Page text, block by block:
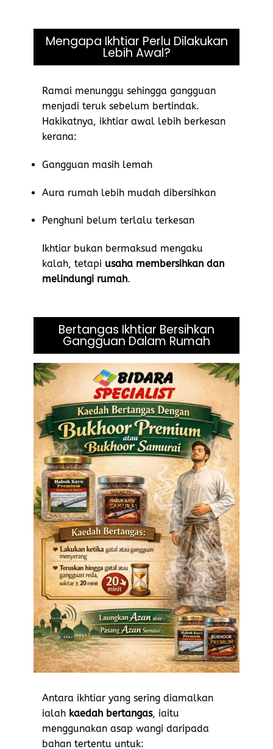
Mengapa Ikhtiar Perlu Dilakukan
Lebih Awal?
Ramai menunggu sehingga gangguan
menjadi teruk sebelum bertindak.
Hakikatnya, ikhtiar awal lebih berkesan
kerana:
Gangguan masih lemah
Aura rumah lebih mudah dibersihkan
Penghuni belum terlalu terkesan
Ikhtiar bukan bermaksud mengaku
kalah, tetapi usaha membersihkan dan
melindungi rumah.
Bertangas Ikhtiar Bersihkan
Gangguan Dalam Rumah
Antara ikhtiar yang sering diamalkan
ialah kaedah bertangas, iaitu
menggunakan asap wangi daripada
bahan tertentu untuk: